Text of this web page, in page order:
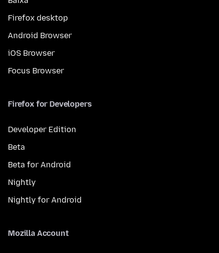
Firefox desktop
Android Browser
iOS Browser
Focus Browser
Firefox for Developers
Developer Edition
Beta
Beta for Android
Nightly
Nightly for Android
Mozilla Account